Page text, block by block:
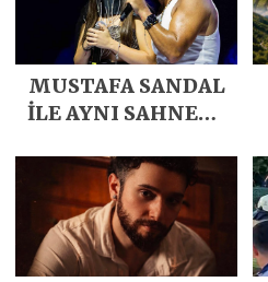
MUSTAFA SANDAL
İLE AYNI SAHNEDE